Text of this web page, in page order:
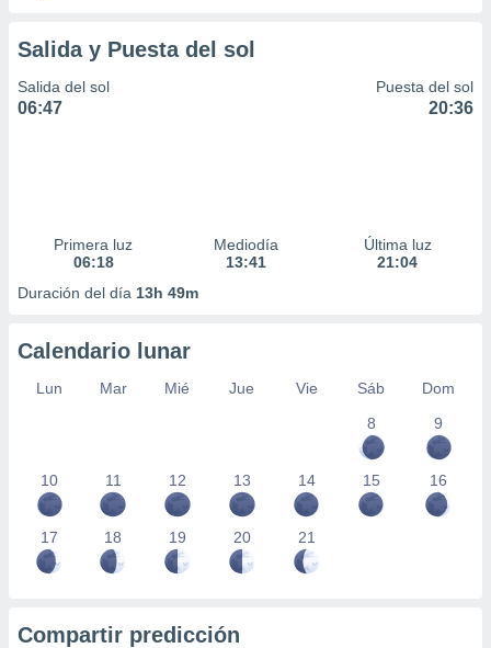
Salida y Puesta del sol
Salida del sol
06:47
Puesta del sol
20:36
Primera luz
06:18
Mediodía
13:41
Última luz
21:04
Duración del día 13h 49m
Calendario lunar
Lun Mar Mié Jue Vie Sáb
Dom
8
9
10 11 12 13 14 15 16
17 18 19 20 21
Compartir predicción